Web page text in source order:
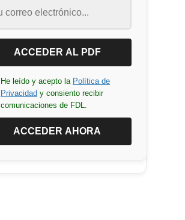
ACCEDER AL PDF
He leído y acepto la Política de
Privacidad y consiento recibir
comunicaciones de FDL.
ACCEDER AHORA